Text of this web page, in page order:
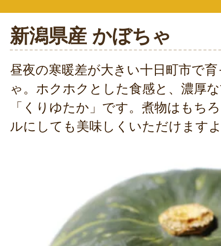
新潟県産 かぼちゃ
昼夜の寒暖差が大きい十日町市で
ゃ。ホクホクとした食感と、濃厚
「くりゆたか」です。煮物はもち
ルにしても美味しくいただけます